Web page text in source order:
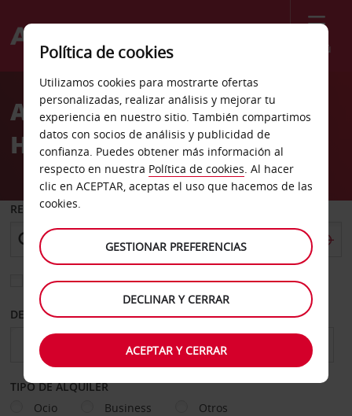
Menú
Welcome
AvisAlquiler de coches
Haarlem
RECOGER EN
Elegir otra oficina de devolución
DESDE HASTA
TIPO DE ALQUILER
Ocio
Business Otros
Política de cookies
Utilizamos cookies para mostrarte ofertas
personalizadas, realizar análisis y mejorar tu
experiencia en nuestro sitio. También compartimos
datos con socios de análisis y publicidad de
confianza. Puedes obtener más información al
respecto en nuestra Política de cookies. Al hacer
clic en ACEPTAR, aceptas el uso que hacemos de las
cookies.
GESTIONAR PREFERENCIAS
DECLINAR Y CERRAR
ACEPTAR Y CERRAR